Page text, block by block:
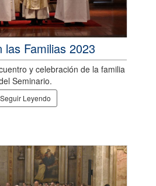
las Familias 2023
y celebración de la familia
Seminario.
Seguir Leyendo